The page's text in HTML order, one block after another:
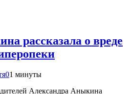
рассказала о вреде
01 минуты
Александра Аныкина